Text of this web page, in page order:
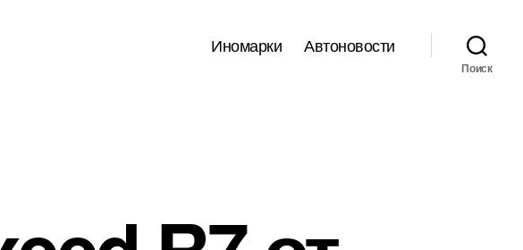
Иномарки Автоновости
Поиск